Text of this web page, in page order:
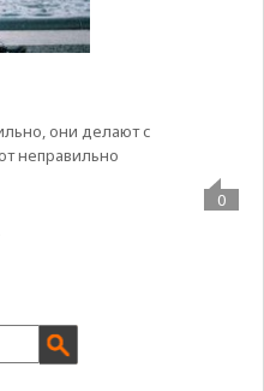
они делают с
неправильно
0